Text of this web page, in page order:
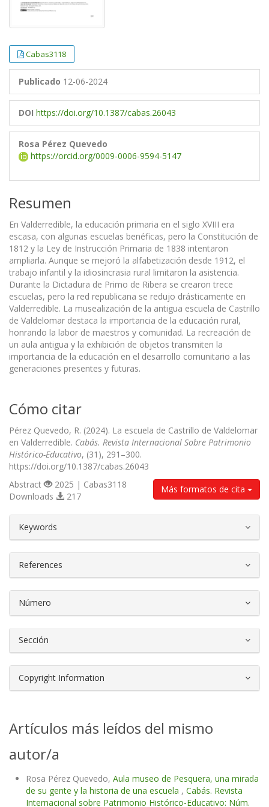
Cabas3118
Publicado 12-06-2024
DOI https://doi.org/10.1387/cabas.26043
Rosa Pérez Quevedo
https://orcid.org/0009-0006-9594-5147
Resumen
En Valderredible, la educación primaria en el siglo XVIII era
escasa, con algunas escuelas benéficas, pero la Constitución de
1812 y la Ley de Instrucción Primaria de 1838 intentaron
ampliarla. Aunque se mejoró la alfabetización desde 1912, el
trabajo infantil y la idiosincrasia rural limitaron la asistencia.
Durante la Dictadura de Primo de Ribera se crearon trece
escuelas, pero la red republicana se redujo drásticamente en
Valderredible. La musealización de la antigua escuela de Castrillo
de Valdelomar destaca la importancia de la educación rural,
honrando la labor de maestros y comunidad. La recreación de
un aula antigua y la exhibición de objetos transmiten la
importancia de la educación en el desarrollo comunitario a las
generaciones presentes y futuras.
Cómo citar
Pérez Quevedo, R. (2024). La escuela de Castrillo de Valdelomar
en Valderredible. Cabás. Revista Internacional Sobre Patrimonio
Histórico-Educativo, (31), 291–300.
https://doi.org/10.1387/cabas.26043
Más formatos de cita
Abstract
2025 | Cabas3118
Downloads
217
Keywords
References
Número
Sección
Copyright Information
Artículos más leídos del mismo
autor/a
Rosa Pérez Quevedo, Aula museo de Pesquera, una mirada
de su gente y la historia de una escuela , Cabás. Revista
Internacional sobre Patrimonio Histórico-Educativo: Núm.